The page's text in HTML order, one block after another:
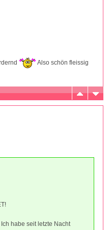
Also schön fleissig
habe seit letzte Nacht